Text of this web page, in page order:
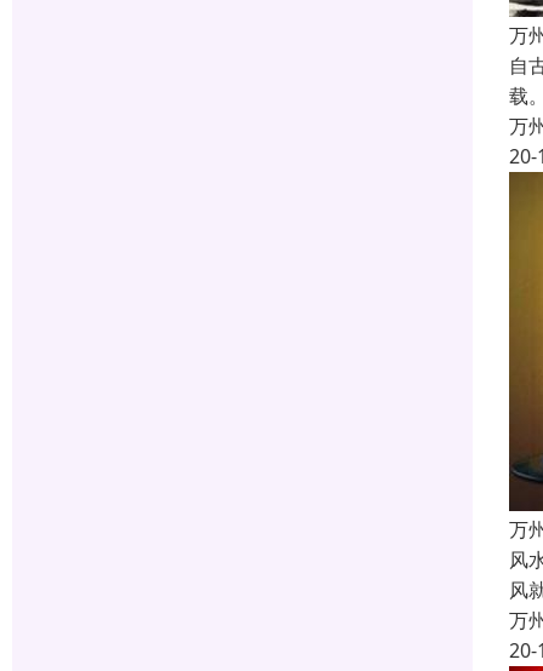
万
自
载
万
20-
万
风
风
万
20-